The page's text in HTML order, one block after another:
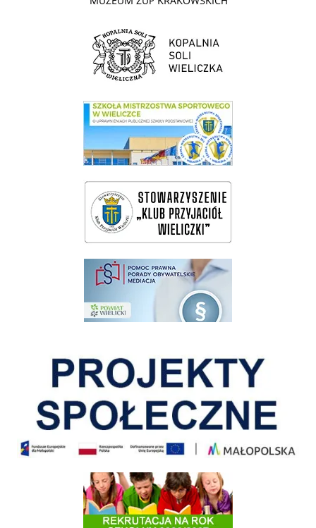
link do strony Kopalni Soli Wieliczka
link do SMS Wieliczka
wieliczka-wieliczanie na bis
pomoc prawna wieliczka
Informacja o terminach rekrutacji na rok szkolny 2026/2027